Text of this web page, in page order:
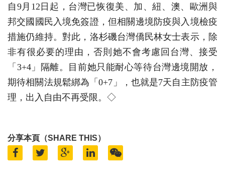
自9月12日起，台灣已恢復美、加、紐、澳、歐洲與
邦交國國民入境免簽證，但相關邊境防疫與入境檢疫
措施仍維持。對此，洛杉磯台灣僑民林女士表示，除
非有很必要的理由，否則她不會考慮回台灣、接受
「3+4」隔離。目前她只能耐心等待台灣邊境開放，
期待相關法規鬆綁為「0+7」，也就是7天自主防疫管
理，出入自由不再受限。◇
分享本頁（SHARE THIS）